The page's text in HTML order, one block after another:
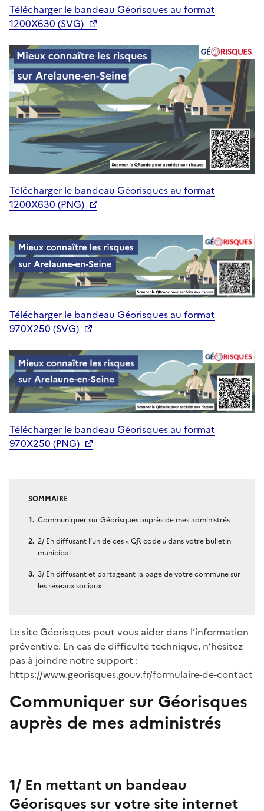
Télécharger le bandeau Géorisques au format
1200X630 (SVG)
Télécharger le bandeau Géorisques au format
1200X630 (PNG)
Télécharger le bandeau Géorisques au format
970X250 (SVG)
Télécharger le bandeau Géorisques au format
970X250 (PNG)
SOMMAIRE
Communiquer sur Géorisques auprès de mes administrés
2/ En diffusant l’un de ces « QR code » dans votre bulletin
municipal
3/ En diffusant et partageant la page de votre commune sur
les réseaux sociaux
Le site Géorisques peut vous aider dans l’information
préventive. En cas de difficulté technique, n’hésitez
pas à joindre notre support :
https://www.georisques.gouv.fr/formulaire-de-contact
Communiquer sur Géorisques
auprès de mes administrés
1/ En mettant un bandeau
Géorisques sur votre site internet